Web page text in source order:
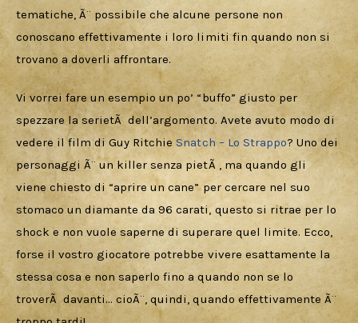
tematiche, Ã¨ possibile che alcune persone non
conoscano effettivamente i loro limiti fin quando non si
trovano a doverli affrontare.
Vi vorrei fare un esempio un po’ “buffo” giusto per
spezzare la serietÃ  dell’argomento. Avete avuto modo di
vedere il film di Guy Ritchie Snatch – Lo Strappo? Uno dei
personaggi Ã¨ un killer senza pietÃ , ma quando gli
viene chiesto di “aprire un cane” per cercare nel suo
stomaco un diamante da 96 carati, questo si ritrae per lo
shock e non vuole saperne di superare quel limite. Ecco,
forse il vostro giocatore potrebbe vivere esattamente la
stessa cosa e non saperlo fino a quando non se lo
troverÃ  davanti… cioÃ¨, quindi, quando effettivamente Ã¨